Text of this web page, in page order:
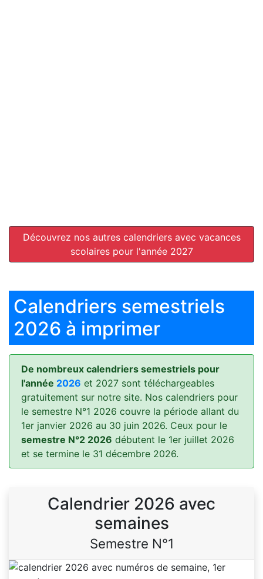
Découvrez nos autres calendriers avec vacances
scolaires pour l'année 2027
Calendriers semestriels
2026 à imprimer
De nombreux calendriers semestriels pour
l'année 2026 et 2027 sont téléchargeables
gratuitement sur notre site. Nos calendriers pour
le semestre N°1 2026 couvre la période allant du
1er janvier 2026 au 30 juin 2026. Ceux pour le
semestre N°2 2026 débutent le 1er juillet 2026
et se termine le 31 décembre 2026.
Calendrier 2026 avec
semaines
Semestre N°1